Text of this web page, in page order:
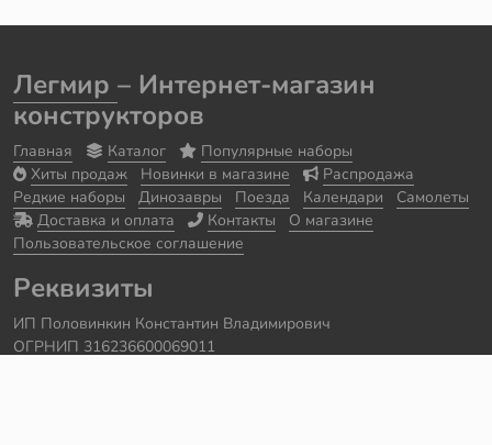
Легмир – Интернет-магазин
конструкторов
Главная Каталог
Популярные наборы
Хиты продаж
Новинки в магазине
Распродажа
Редкие наборы
Динозавры Поезда Календари
Самолеты
Доставка и оплата
Контакты
О магазине
Пользовательское соглашение
Реквизиты
ИП Половинкин Константин Владимирович
ОГРНИП 316236600069011